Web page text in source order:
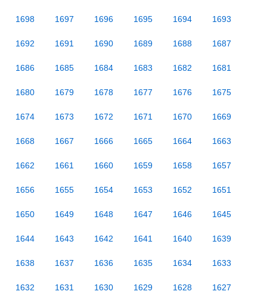
1698 1697 1696 1695 1694 1693
1692 1691 1690 1689 1688 1687
1686 1685 1684 1683 1682 1681
1680 1679 1678 1677 1676 1675
1674 1673 1672 1671 1670 1669
1668 1667 1666 1665 1664 1663
1662 1661 1660 1659 1658 1657
1656 1655 1654 1653 1652 1651
1650 1649 1648 1647 1646 1645
1644 1643 1642 1641 1640 1639
1638 1637 1636 1635 1634 1633
1632 1631 1630 1629 1628 1627